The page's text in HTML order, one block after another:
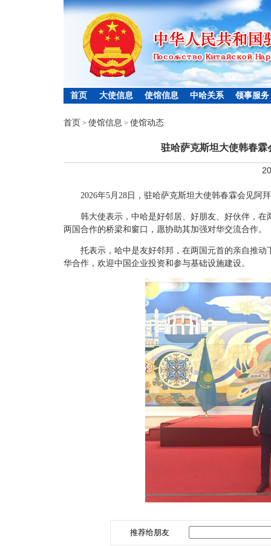
首页 大使信息 使馆信息 中哈关系 领事服务
首页 > 使馆信息 > 使馆动态
驻哈萨克斯坦大使韩春
2026年5月28日，驻哈萨克斯坦大使韩春霖会见阿
韩大使表示，中哈是好邻居、好朋友、好伙伴，
两国合作的桥梁和窗口，愿协助其加强对华交流合作。
托表示，哈中是友好邻邦，在两国元首的亲自推
华合作，欢迎中国企业投资和参与基础设施建设。
推荐给朋友